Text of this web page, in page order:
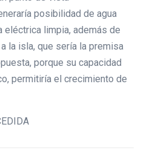
posibilidad de agua
eléctrica limpia, además de
la isla, que sería la premisa
porque su capacidad
permitiría el crecimiento de